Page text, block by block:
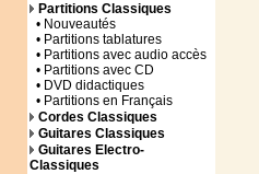
Partitions Classiques
• Nouveautés
• Partitions tablatures
• Partitions avec audio accès
• Partitions avec CD
• DVD didactiques
• Partitions en Français
Cordes Classiques
Guitares Classiques
Guitares Electro-
Classiques